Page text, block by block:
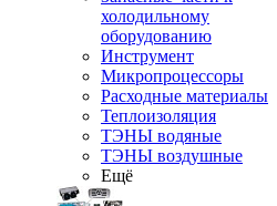
холодильному
оборудованию
Инструмент
Микропроцессоры
Расходные материалы
Теплоизоляция
ТЭНЫ водяные
ТЭНЫ воздушные
Ещё